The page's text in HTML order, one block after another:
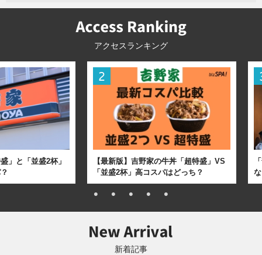
アクセスランキング
」と「並盛2杯」
【最新版】吉野家の牛丼「超特盛」VS
「並盛2杯」高コスパはどっち？
新着記事